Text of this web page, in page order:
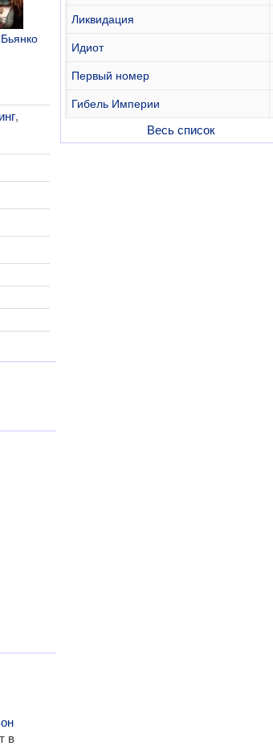
,
в
Ликвидация
Идиот
Первый номер
Гибель Империи
Весь список